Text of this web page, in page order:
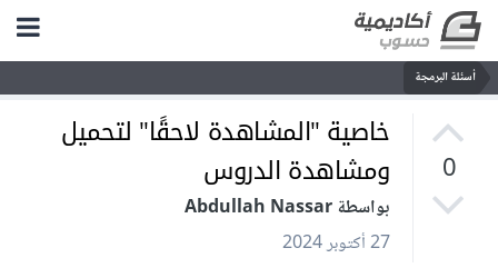
أسئلة البرمجة
0
خاصية "المشاهدة لاحقًا" لتحميل
ومشاهدة الدروس
بواسطة Abdullah Nassar
27 أكتوبر 2024